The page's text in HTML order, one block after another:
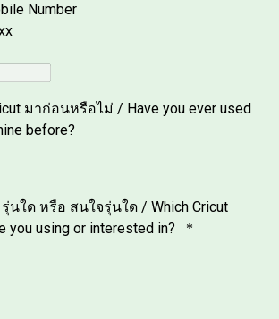
Number
มาก่อนหรือไม่ / Have you ever used
before?
นใด หรือ สนใจรุ่นใด / Which Cricut
you using or interested in?
*